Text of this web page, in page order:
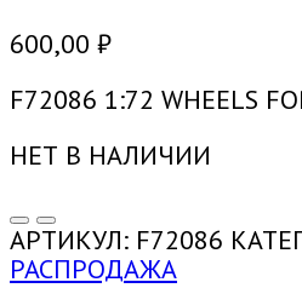
600,00 ₽
F72086 1:72 WHEELS
НЕТ В НАЛИЧИИ
АРТИКУЛ: F72086
РАСПРОДАЖА